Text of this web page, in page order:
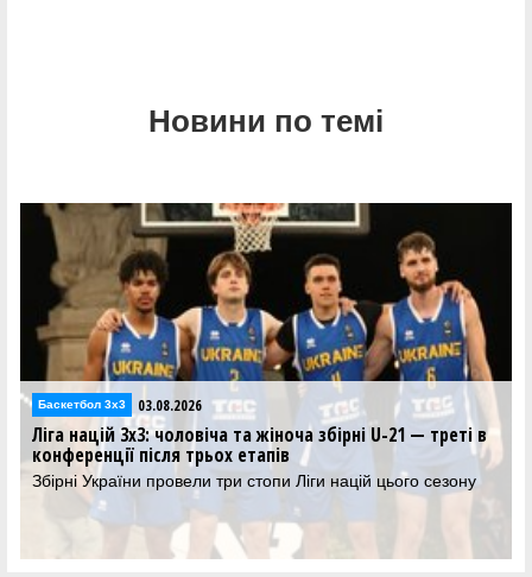
Новини по темі
3х3 03.08.2026
націй 3х3: чоловіча та жіноча збірні U-21 — треті в
після трьох етапів
України провели три стопи Ліги націй цього сезону
Ліга